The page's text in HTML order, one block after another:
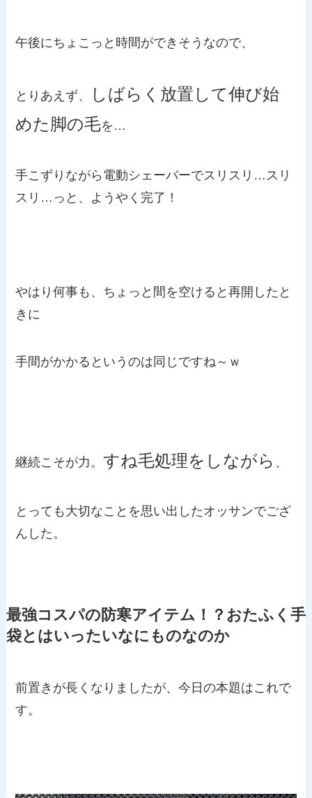
午後にちょこっと時間ができそうなので、
とりあえず、
しばらく放置して伸び始
めた脚の毛を…
手こずりながら電動シェーバーでスリスリ…スリ
スリ…っと、ようやく完了！
やはり何事も、ちょっと間を空けると再開したと
きに
手間がかかるというのは同じですね～ｗ
継続こそが力。すね毛処理をしながら 、
とっても大切なことを思い出したオッサンでござ
んした。
最強コスパの防寒アイテム！？おたふく手
袋とはいったいなにものなのか
前置きが長くなりましたが、今日の本題はこれで
す。